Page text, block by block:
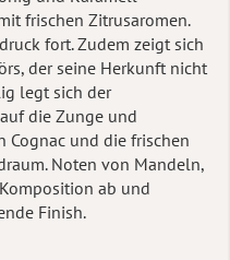
frischen Zitrusaromen.
fort. Zudem zeigt sich
der seine Herkunft nicht
legt sich der
die Zunge und
und die frischen
Noten von Mandeln,
ab und
Finish.